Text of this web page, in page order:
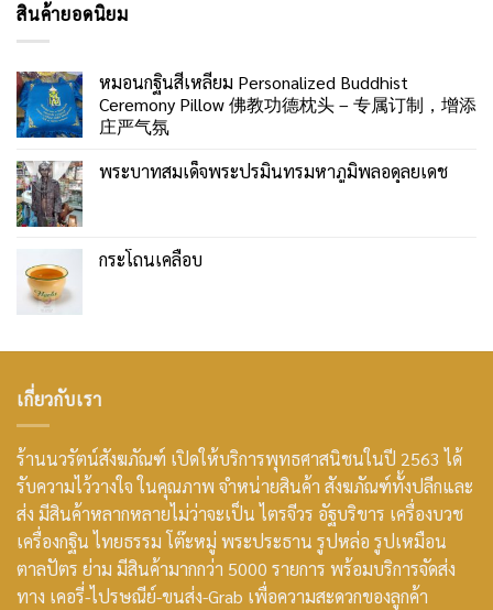
สินค้ายอดนิยม
หมอนกฐินสี่เหลี่ยม Personalized Buddhist
Ceremony Pillow 佛教功德枕头 – 专属订制，增添
庄严气氛
พระบาทสมเด็จพระปรมินทรมหาภูมิพลอดุลยเดช
กระโถนเคลือบ
เกี่ยวกับเรา
ร้านนวรัตน์สังฆภัณฑ์ เปิดให้บริการพุทธศาสนิชนในปี 2563 ได้
รับความไว้วางใจ ในคุณภาพ จำหน่ายสินค้า สังฆภัณฑ์ทั้งปลีกและ
ส่ง มีสินค้าหลากหลายไม่ว่าจะเป็น ไตรจีวร อัฐบริขาร เครื่องบวช
เครื่องกฐิน ไทยธรรม โต๊ะหมู่ พระประธาน รูปหล่อ รูปเหมือน
ตาลปัตร ย่าม มีสินค้ามากกว่า 5000 รายการ พร้อมบริการจัดส่ง
ทาง เคอรี่-ไปรษณีย์-ขนส่ง-Grab เพื่อความสะดวกของลูกค้า